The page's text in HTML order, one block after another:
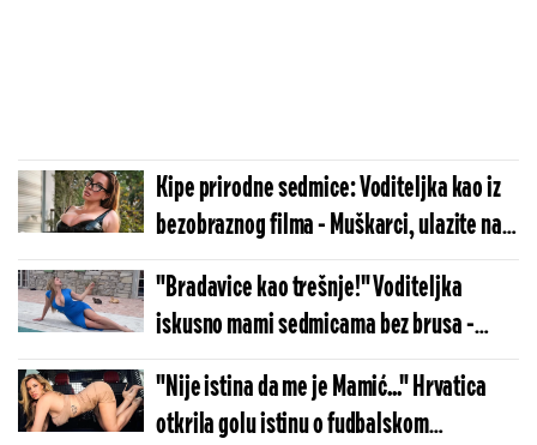
Kipe prirodne sedmice: Voditeljka kao iz
bezobraznog filma - Muškarci, ulazite na
sopstvenu odgovornost!
"Bradavice kao trešnje!" Voditeljka
iskusno mami sedmicama bez brusa -
Macu niko nije primetio
"Nije istina da me je Mamić..." Hrvatica
otkrila golu istinu o fudbalskom